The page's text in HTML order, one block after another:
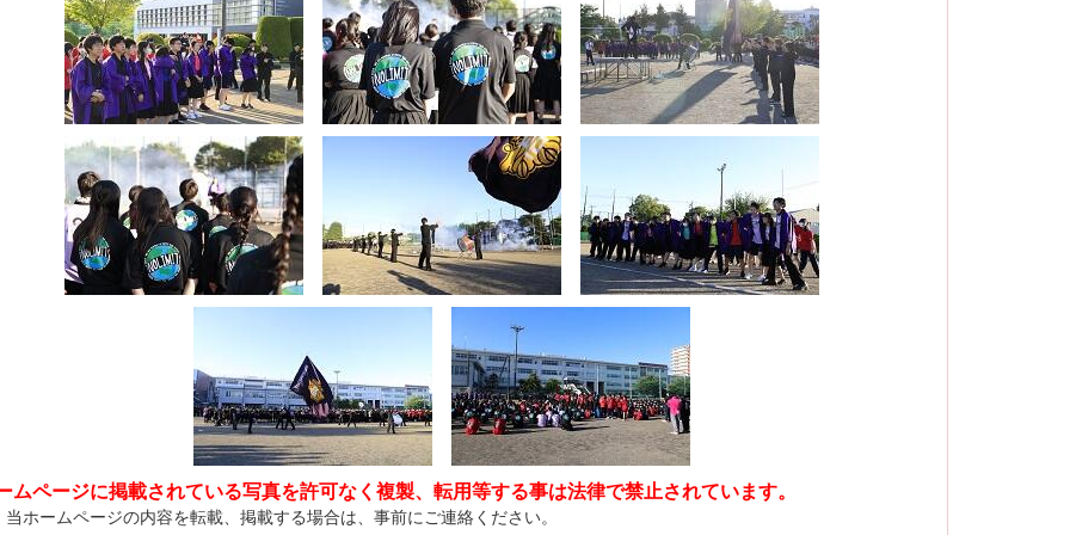
ムページに掲載されている写真を許可なく複製、転用等する事は法律で禁止されています。
当ホームページの内容を転載、掲載する場合は、事前にご連絡ください。